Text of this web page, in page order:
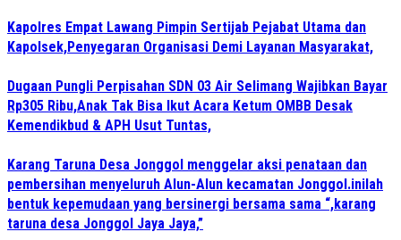
Kapolres Empat Lawang Pimpin Sertijab Pejabat Utama dan
Kapolsek,Penyegaran Organisasi Demi Layanan Masyarakat,
Dugaan Pungli Perpisahan SDN 03 Air Selimang Wajibkan Bayar
Rp305 Ribu,Anak Tak Bisa Ikut Acara Ketum OMBB Desak
Kemendikbud & APH Usut Tuntas,
Karang Taruna Desa Jonggol menggelar aksi penataan dan
pembersihan menyeluruh Alun-Alun kecamatan Jonggol.inilah
bentuk kepemudaan yang bersinergi bersama sama “,karang
taruna desa Jonggol Jaya Jaya,”